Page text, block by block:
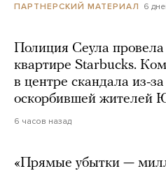
ПАРТНЕРСКИЙ МАТЕРИАЛ 6
Полиция Сеула
квартире Starbucks.
в центре скандала из-
оскорбившей жителей
6 часов назад
«Прямые убытки —